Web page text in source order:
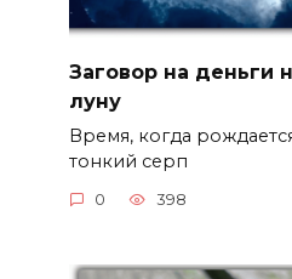
Заговор на деньги
луну
Время, когда
тонкий серп
0 398